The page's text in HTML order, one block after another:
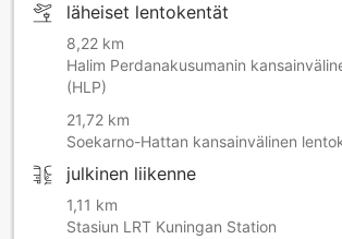
läheiset lentokentät
8,22 km
Halim Perdanakusumanin
(HLP)
21,72 km
Soekarno-Hattan kansainvälinen
julkinen liikenne
1,11 km
Stasiun LRT Kuningan Station